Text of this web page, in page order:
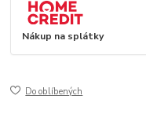
Nákup na splátky
Do oblíbených